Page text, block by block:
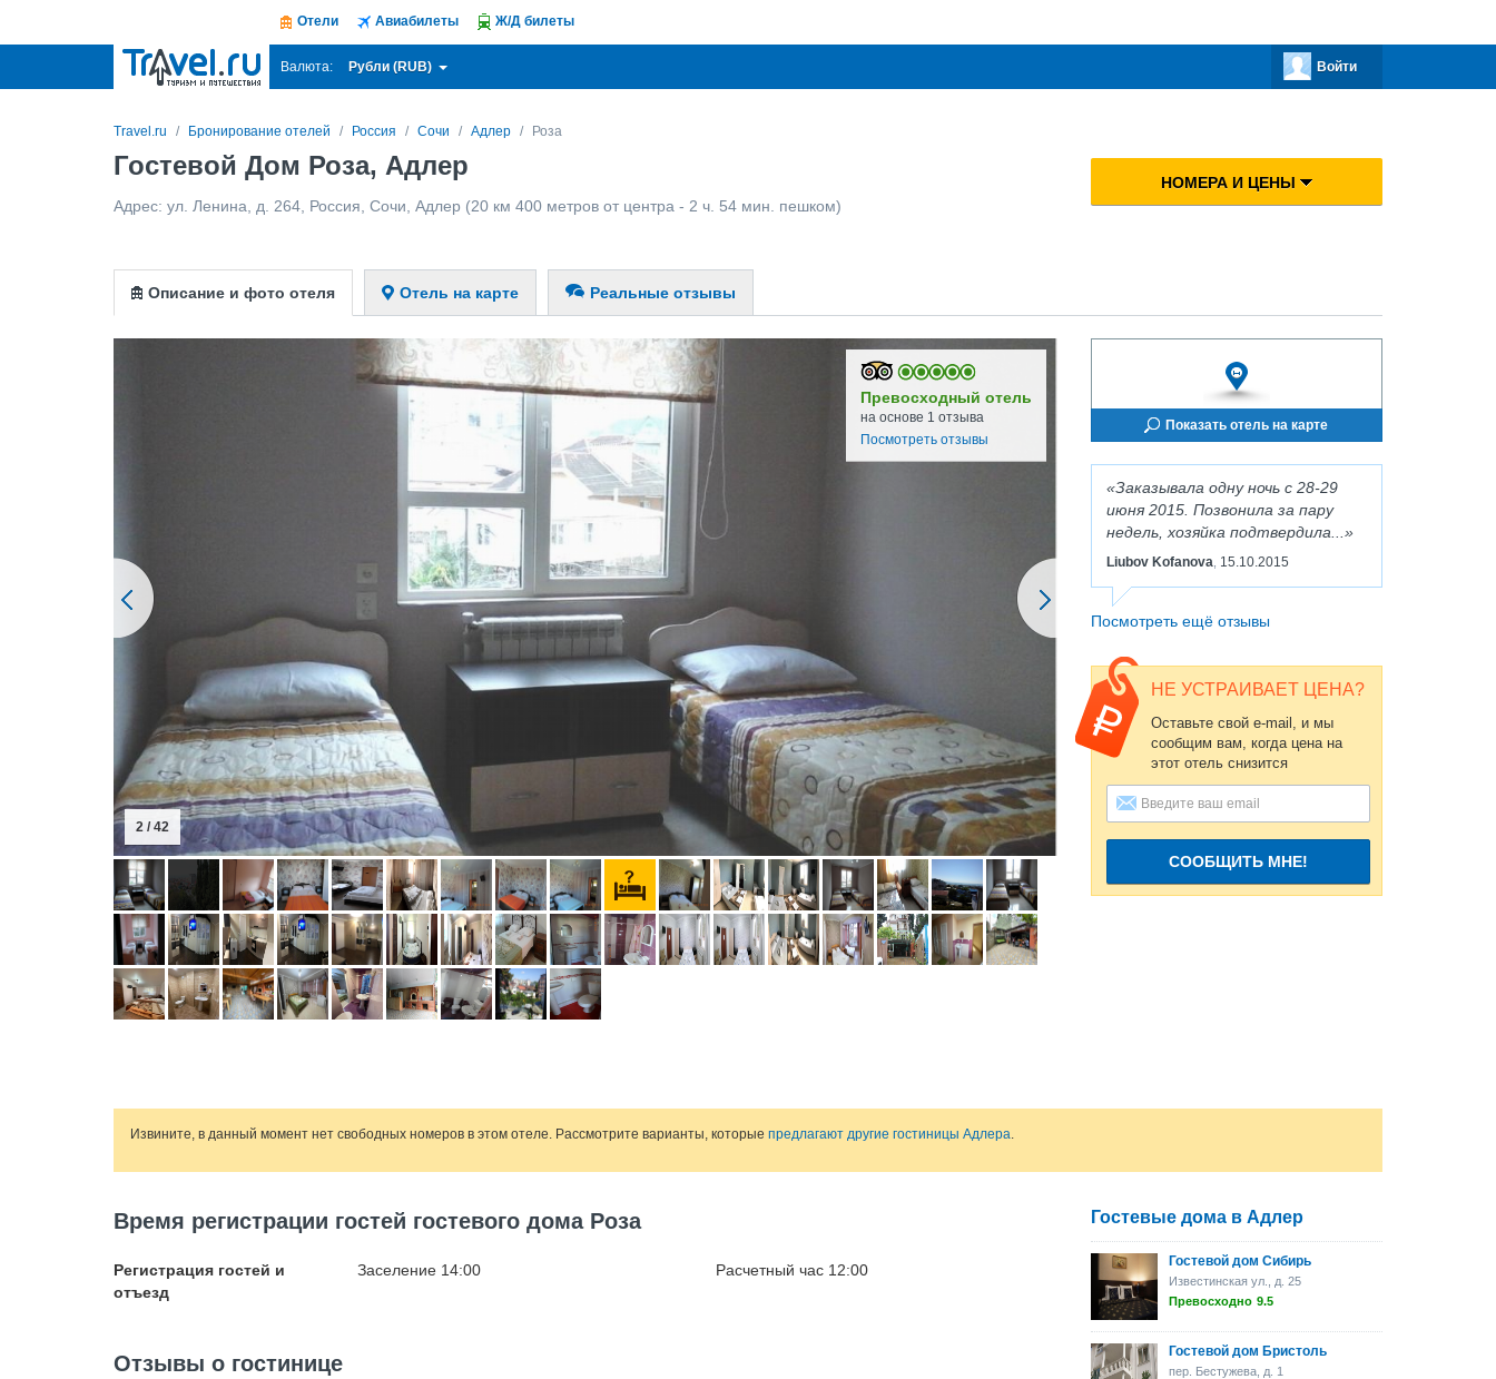
Отели Авиабилеты Ж/Д билеты
Валюта: Рубли (RUB) Войти
Travel.ru Бронирование отелей Россия Сочи Адлер Роза
Гостевой Дом Роза, Адлер
Адрес: ул. Ленина, д. 264 Россия Сочи Адлер (20 км 400 метров от центра - 2 ч. 54 мин. пешком)
НОМЕРА И ЦЕНЫ
Описание и фото отеля Отель на карте Реальные отзывы
Превосходный отель
на основе 1 отзыва
Посмотреть отзывы
2 / 42
Показать отель на карте
Заказывала одну ночь с 28-29
июня 2015. Позвонила за пару
недель, хозяйка подтвердила...
Liubov Kofanova 15.10.2015
Посмотреть ещё отзывы
НЕ УСТРАИВАЕТ ЦЕНА?
Оставьте свой e-mail, и мы
сообщим вам, когда цена на
этот отель снизится
СООБЩИТЬ МНЕ!
Извините, в данный момент нет свободных номеров в этом отеле. Рассмотрите варианты, которые предлагают другие гостиницы Адлера.
Время регистрации гостей гостевого дома Роза
Регистрация гостей и
отъезд
Заселение 14:00 Расчетный час 12:00
Отзывы о гостинице
Гостевые дома в Адлер
Гостевой дом Сибирь
Известинская ул., д. 25
Превосходно 9.5
Гостевой дом Бристоль
пер. Бестужева, д. 1